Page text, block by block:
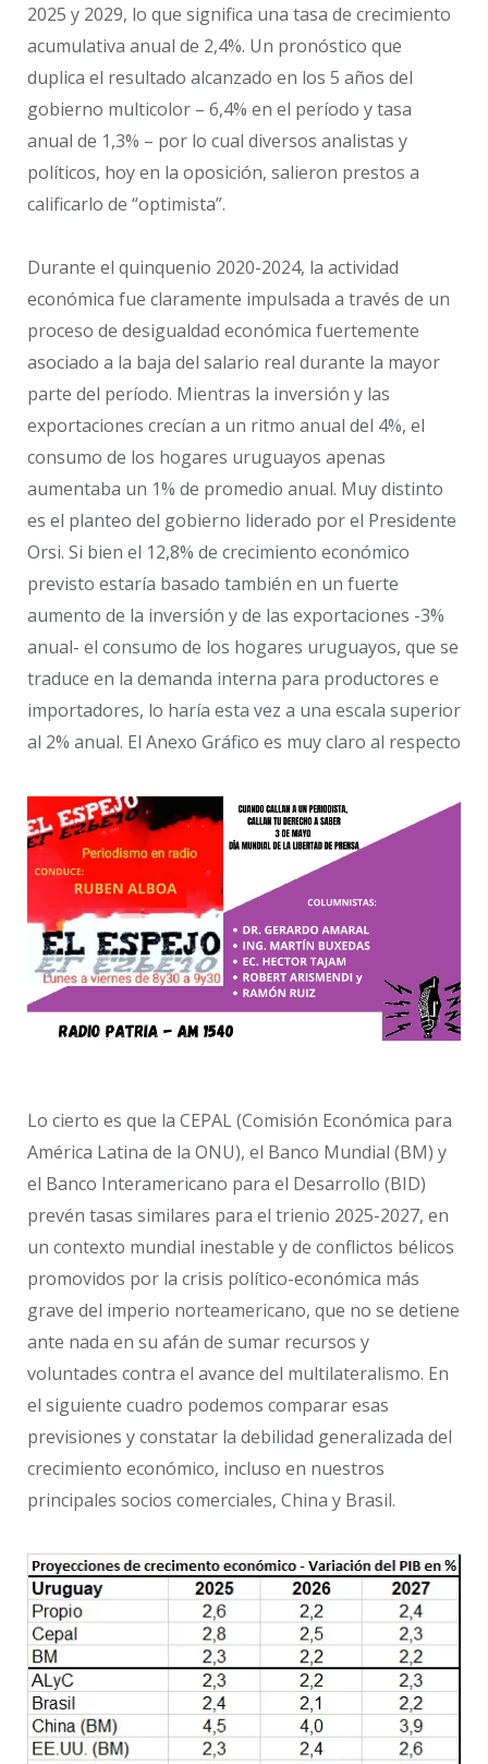
2025 y 2029, lo que significa una tasa de crecimiento
acumulativa anual de 2,4%. Un pronóstico que
duplica el resultado alcanzado en los 5 años del
gobierno multicolor – 6,4% en el período y tasa
anual de 1,3% – por lo cual diversos analistas y
políticos, hoy en la oposición, salieron prestos a
calificarlo de “optimista”.
Durante el quinquenio 2020-2024, la actividad
económica fue claramente impulsada a través de un
proceso de desigualdad económica fuertemente
asociado a la baja del salario real durante la mayor
parte del período. Mientras la inversión y las
exportaciones crecían a un ritmo anual del 4%, el
consumo de los hogares uruguayos apenas
aumentaba un 1% de promedio anual. Muy distinto
es el planteo del gobierno liderado por el Presidente
Orsi. Si bien el 12,8% de crecimiento económico
previsto estaría basado también en un fuerte
aumento de la inversión y de las exportaciones -3%
anual- el consumo de los hogares uruguayos, que se
traduce en la demanda interna para productores e
importadores, lo haría esta vez a una escala superior
al 2% anual. El Anexo Gráfico es muy claro al respecto
Lo cierto es que la CEPAL (Comisión Económica para
América Latina de la ONU), el Banco Mundial (BM) y
el Banco Interamericano para el Desarrollo (BID)
prevén tasas similares para el trienio 2025-2027, en
un contexto mundial inestable y de conflictos bélicos
promovidos por la crisis político-económica más
grave del imperio norteamericano, que no se detiene
ante nada en su afán de sumar recursos y
voluntades contra el avance del multilateralismo. En
el siguiente cuadro podemos comparar esas
previsiones y constatar la debilidad generalizada del
crecimiento económico, incluso en nuestros
principales socios comerciales, China y Brasil.